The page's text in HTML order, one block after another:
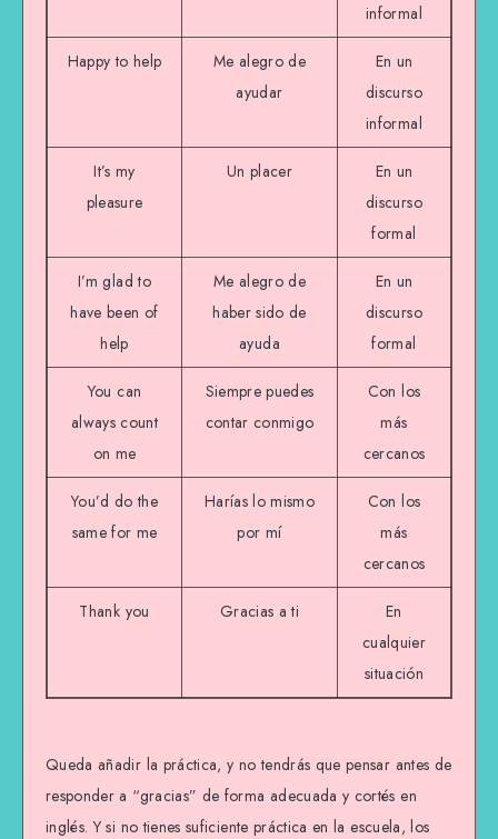
informal
Happy to help
Me alegro de
ayudar
En un
discurso
informal
It’s my
pleasure
Un placer
En un
discurso
formal
I’m glad to
have been of
help
Me alegro de
haber sido de
ayuda
En un
discurso
formal
You can
always count
on me
Siempre puedes
contar conmigo
Con los
más
cercanos
You’d do the
same for me
Harías lo mismo
por mí
Con los
más
cercanos
Thank you Gracias a ti
En
cualquier
situación
Queda añadir la práctica, y no tendrás que pensar antes de
responder a “gracias” de forma adecuada y cortés en
inglés. Y si no tienes suficiente práctica en la escuela, los